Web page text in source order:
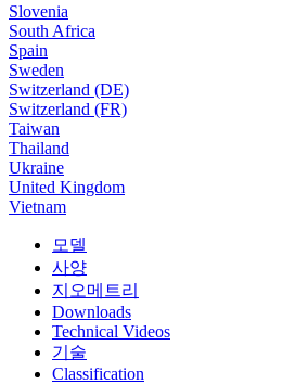
Slovenia
South Africa
Spain
Sweden
Switzerland (DE)
Switzerland (FR)
Taiwan
Thailand
Ukraine
United Kingdom
Vietnam
모델
사양
지오메트리
Downloads
Technical Videos
기술
Classification